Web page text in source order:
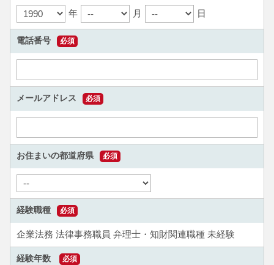
年 月 日
電話番号 必須
メールアドレス 必須
お住まいの都道府県 必須
経験職種 必須
企業法務 法律事務職員 弁理士・知財関連職種 未経験
経験年数 必須